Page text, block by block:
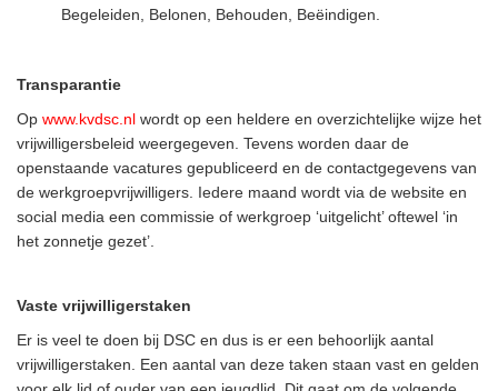
Begeleiden, Belonen, Behouden, Beëindigen.
Transparantie
Op www.kvdsc.nl wordt op een heldere en overzichtelijke wijze het
vrijwilligersbeleid weergegeven. Tevens worden daar de
openstaande vacatures gepubliceerd en de contactgegevens van
de werkgroepvrijwilligers. Iedere maand wordt via de website en
social media een commissie of werkgroep ‘uitgelicht’ oftewel ‘in
het zonnetje gezet’.
Vaste vrijwilligerstaken
Er is veel te doen bij DSC en dus is er een behoorlijk aantal
vrijwilligerstaken. Een aantal van deze taken staan vast en gelden